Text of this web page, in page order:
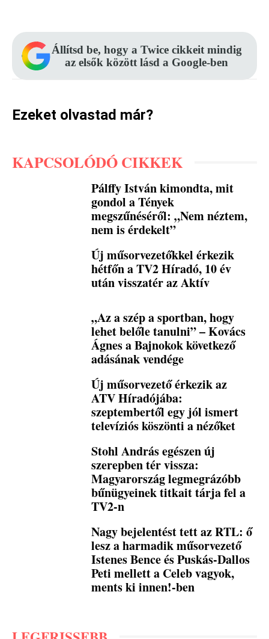
Állítsd be, hogy a Twice cikkeit mindig
az elsők között lásd a Google-ben
Ezeket olvastad már?
KAPCSOLÓDÓ CIKKEK
Pálffy István kimondta, mit
gondol a Tények
megszűnéséről: „Nem néztem,
nem is érdekelt”
Új műsorvezetőkkel érkezik
hétfőn a TV2 Híradó, 10 év
után visszatér az Aktív
„Az a szép a sportban, hogy
lehet belőle tanulni” – Kovács
Ágnes a Bajnokok következő
adásának vendége
Új műsorvezető érkezik az
ATV Híradójába:
szeptembertől egy jól ismert
televíziós köszönti a nézőket
Stohl András egészen új
szerepben tér vissza:
Magyarország legmegrázóbb
bűnügyeinek titkait tárja fel a
TV2-n
Nagy bejelentést tett az RTL: ő
lesz a harmadik műsorvezető
Istenes Bence és Puskás-Dallos
Peti mellett a Celeb vagyok,
ments ki innen!-ben